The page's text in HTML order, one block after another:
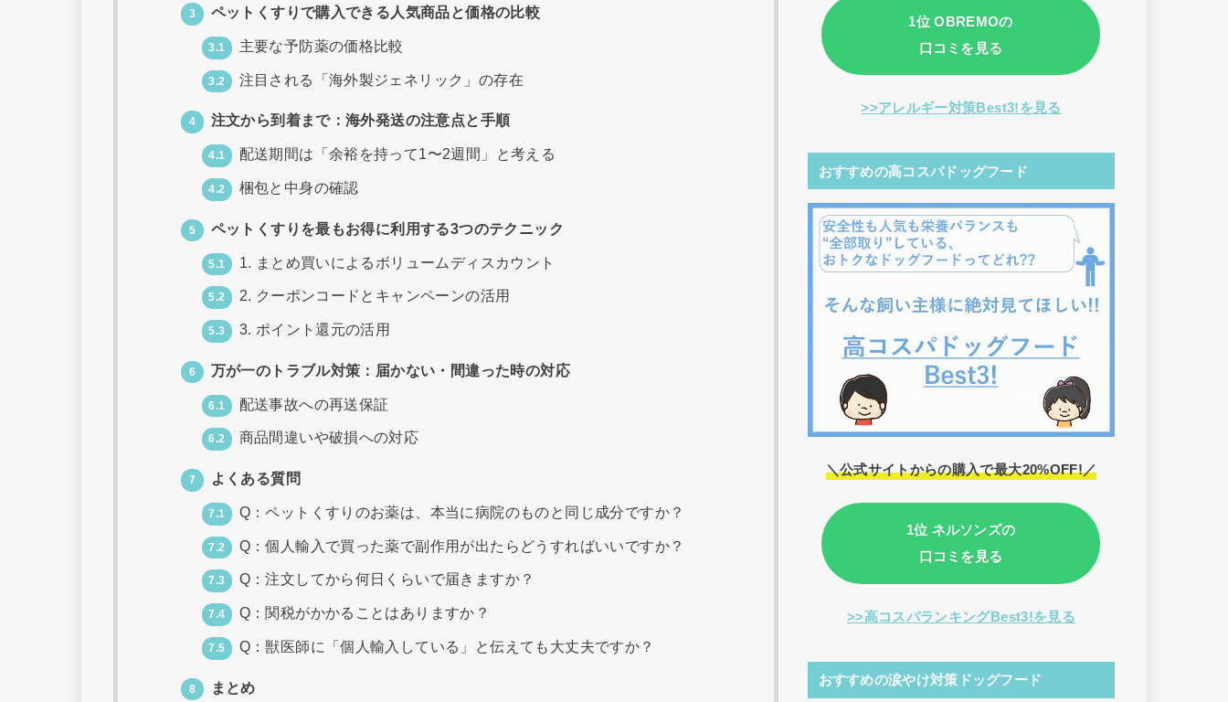
3 ペットくすりで購入できる人気商品と価格の比較
3.1 主要な予防薬の価格比較
3.2 注目される「海外製ジェネリック」の存在
4 注文から到着まで：海外発送の注意点と手順
4.1 配送期間は「余裕を持って1〜2週間」と考える
4.2 梱包と中身の確認
5 ペットくすりを最もお得に利用する3つのテクニック
5.1 1. まとめ買いによるボリュームディスカウント
5.2 2. クーポンコードとキャンペーンの活用
5.3 3. ポイント還元の活用
6 万が一のトラブル対策：届かない・間違った時の対応
6.1 配送事故への再送保証
6.2 商品間違いや破損への対応
7 よくある質問
7.1 Q：ペットくすりのお薬は、本当に病院のものと同じ成分ですか？
7.2 Q：個人輸入で買った薬で副作用が出たらどうすればいいですか？
7.3 Q：注文してから何日くらいで届きますか？
7.4 Q：関税がかかることはありますか？
7.5 Q：獣医師に「個人輸入している」と伝えても大丈夫ですか？
8 まとめ
1位 OBREMOの
口コミを見る
>>アレルギー対策Best3!を見る
おすすめの高コスパドッグフード
＼公式サイトからの購入で最大20%OFF!／
1位 ネルソンズの
口コミを見る
>>高コスパランキングBest3!を見る
おすすめの涙やけ対策ドッグフード